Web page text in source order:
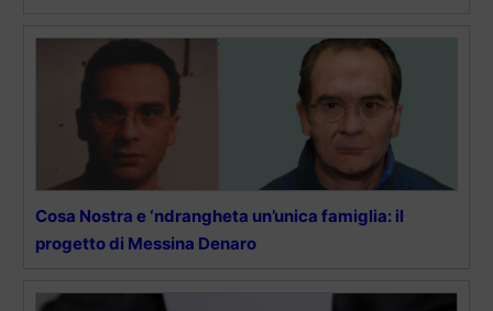
Cosa Nostra e ‘ndrangheta un’unica famiglia: il
progetto di Messina Denaro